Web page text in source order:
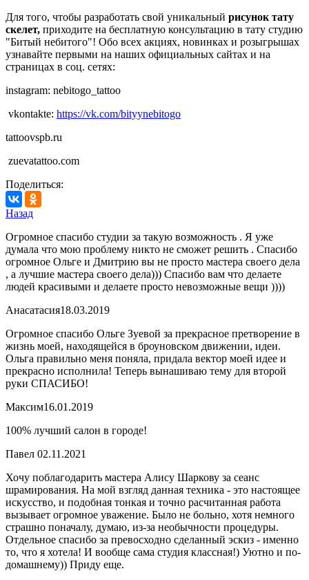
Для того, чтобы разработать свой уникальный рисунок тату
скелет, приходите на бесплатную консультацию в тату студию
"Битый небитого"! Обо всех акциях, новинках и розыгрышах
узнавайте первыми на наших официальных сайтах и на
страницах в соц. сетях:
instagram: nebitogo_tattoo
vkontakte: https://vk.com/bityynebitogo
tattoovspb.ru
zuevatattoo.com
Поделиться:
Назад
Огромное спасибо студии за такую возможность . Я уже
думала что мою проблему никто не сможет решить . Спасибо
огромное Ольге и Дмитрию вы не просто мастера своего дела
, а лучшие мастера своего дела))) Спасибо вам что делаете
людей красивыми и делаете просто невозможные вещи ))))
Анасатасия18.03.2019
Огромное спасибо Ольге Зуевой за прекрасное претворение в
жизнь моей, находящейся в броуновском движении, идеи.
Ольга правильно меня поняла, придала вектор моей идее и
прекрасно исполнила! Теперь вынашиваю тему для второй
руки СПАСИБО!
Максим16.01.2019
100% лучший салон в городе!
Павел 02.11.2021
Хочу поблагодарить мастера Алису Шаркову за сеанс
шрамирования. На мой взгляд данная техника - это настоящее
искусство, и подобная тонкая и точно расчитанная работа
вызывает огромное уважение. Было не больно, хотя немного
страшно поначалу, думаю, из-за необычности процедуры.
Отдельное спасибо за превосходно сделанный эскиз - именно
то, что я хотела! И вообще сама студия классная!) Уютно и по-
домашнему)) Приду еще.